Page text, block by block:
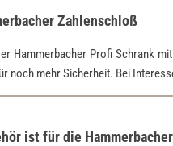
Zahlenschloß
Hammerbacher Profi Schrank
noch mehr Sicherheit. Bei
ist für die